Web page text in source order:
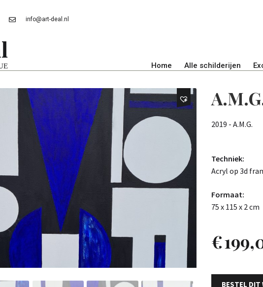
info@art-deal.nl
Home Alle schilderijen
2019 - A.M.G.
Techniek:
Acryl op 3d
Formaat:
75 x 115 x 2 cm
€
BESTEL DIT